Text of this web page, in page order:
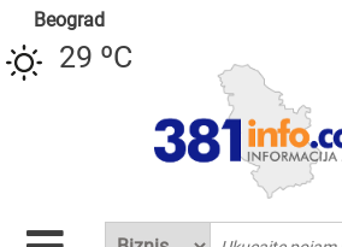
Beograd
29 ºC